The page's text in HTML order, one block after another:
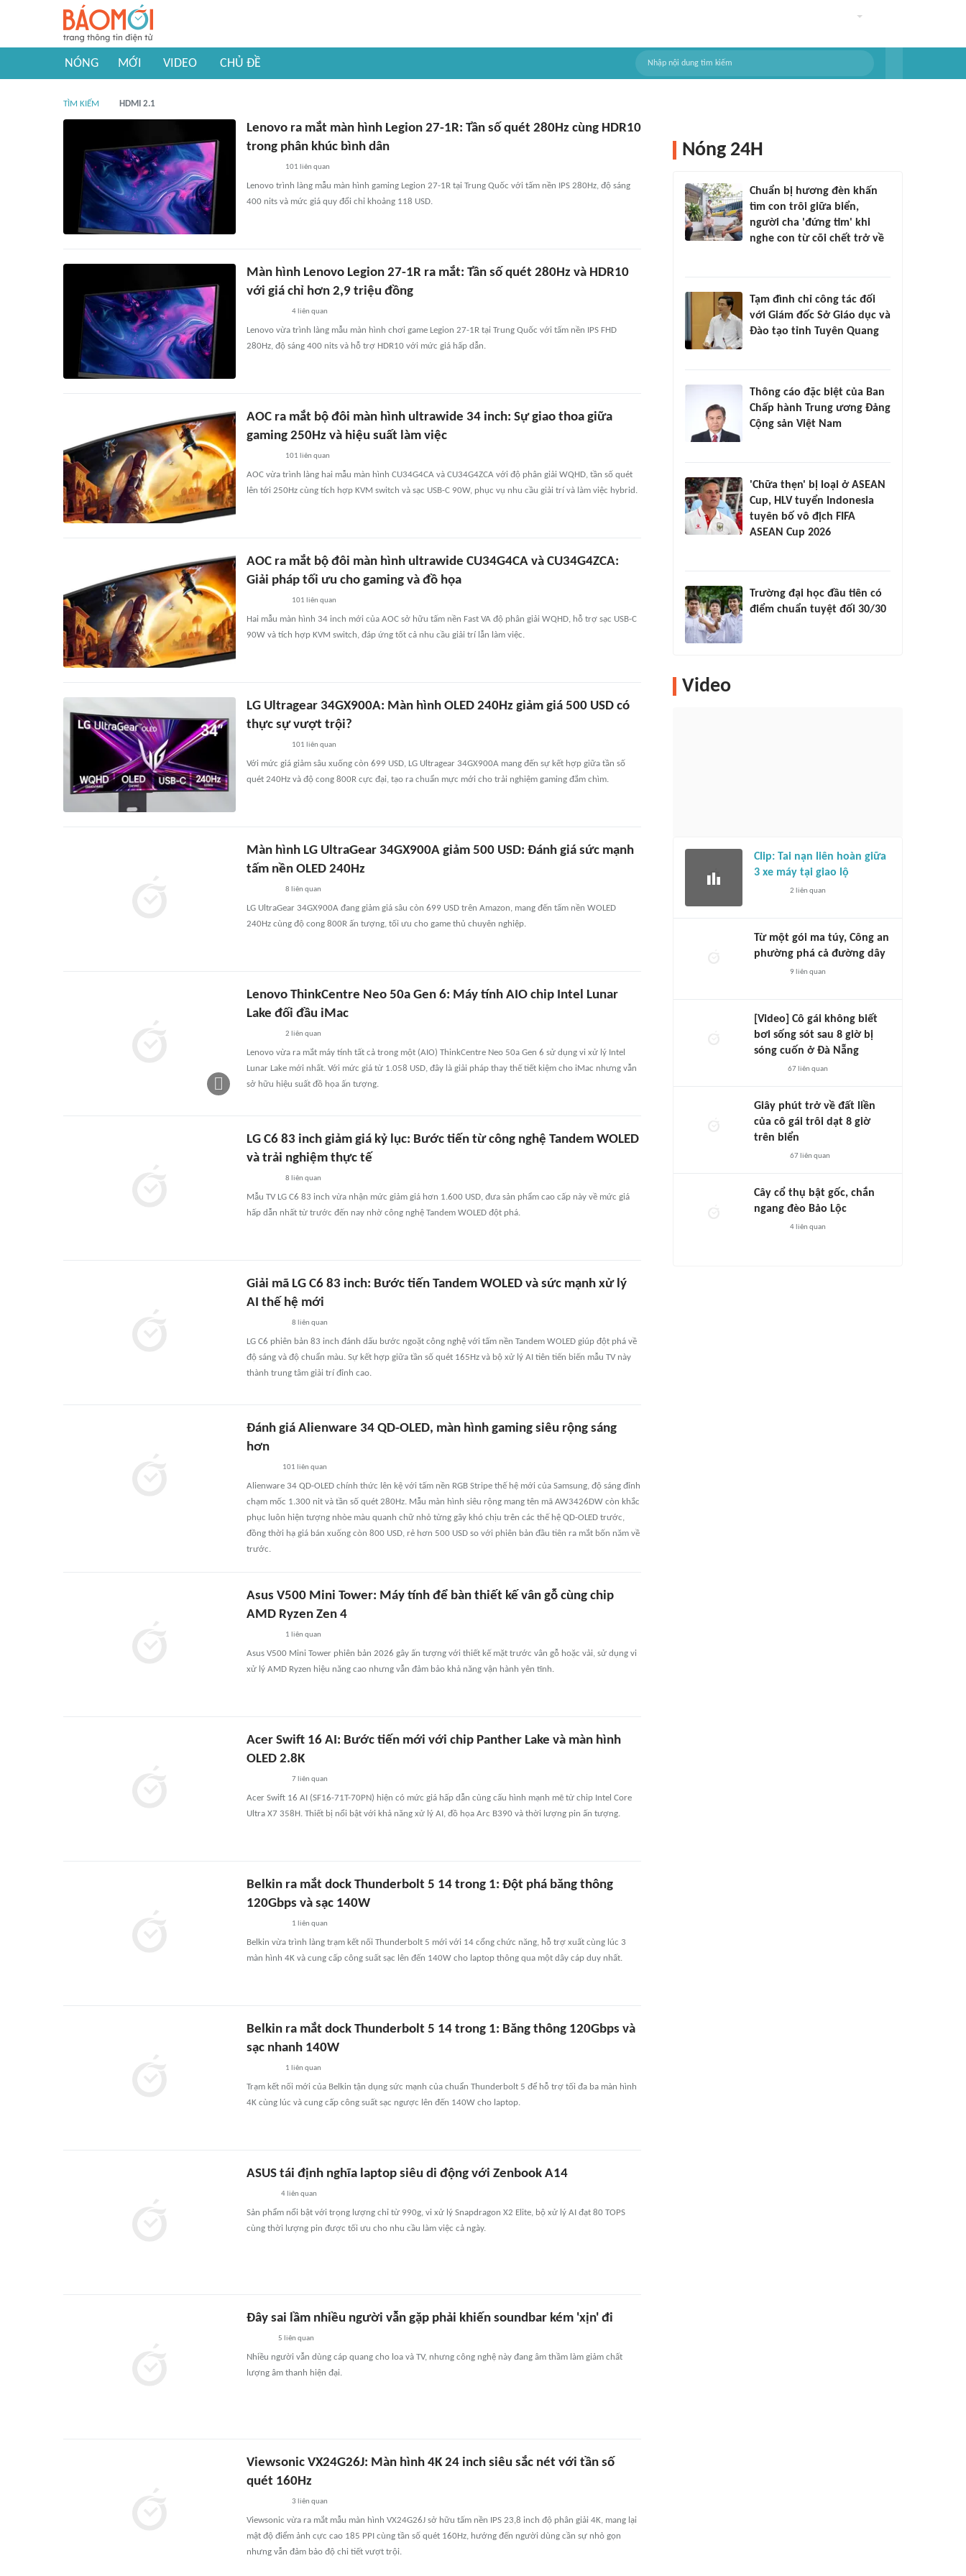
NÓNG MỚI VIDEO CHỦ ĐỀ
TÌM KIẾM HDMI 2.1
Lenovo ra mắt màn hình Legion 27-1R: Tần số quét 280Hz cùng HDR10
trong phân khúc bình dân
101 liên quan
Lenovo trình làng mẫu màn hình gaming Legion 27-1R tại Trung Quốc với tấm nền IPS 280Hz, độ sáng
400 nits và mức giá quy đổi chỉ khoảng 118 USD.
Màn hình Lenovo Legion 27-1R ra mắt: Tần số quét 280Hz và HDR10
với giá chỉ hơn 2,9 triệu đồng
4 liên quan
Lenovo vừa trình làng mẫu màn hình chơi game Legion 27-1R tại Trung Quốc với tấm nền IPS FHD
280Hz, độ sáng 400 nits và hỗ trợ HDR10 với mức giá hấp dẫn.
AOC ra mắt bộ đôi màn hình ultrawide 34 inch: Sự giao thoa giữa
gaming 250Hz và hiệu suất làm việc
101 liên quan
AOC vừa trình làng hai mẫu màn hình CU34G4CA và CU34G4ZCA với độ phân giải WQHD, tần số quét
lên tới 250Hz cùng tích hợp KVM switch và sạc USB-C 90W, phục vụ nhu cầu giải trí và làm việc hybrid.
AOC ra mắt bộ đôi màn hình ultrawide CU34G4CA và CU34G4ZCA:
Giải pháp tối ưu cho gaming và đồ họa
101 liên quan
Hai mẫu màn hình 34 inch mới của AOC sở hữu tấm nền Fast VA độ phân giải WQHD, hỗ trợ sạc USB-C
90W và tích hợp KVM switch, đáp ứng tốt cả nhu cầu giải trí lẫn làm việc.
LG Ultragear 34GX900A: Màn hình OLED 240Hz giảm giá 500 USD có
thực sự vượt trội?
101 liên quan
Với mức giá giảm sâu xuống còn 699 USD, LG Ultragear 34GX900A mang đến sự kết hợp giữa tần số
quét 240Hz và độ cong 800R cực đại, tạo ra chuẩn mực mới cho trải nghiệm gaming đắm chìm.
Màn hình LG UltraGear 34GX900A giảm 500 USD: Đánh giá sức mạnh
tấm nền OLED 240Hz
8 liên quan
LG UltraGear 34GX900A đang giảm giá sâu còn 699 USD trên Amazon, mang đến tấm nền WOLED
240Hz cùng độ cong 800R ấn tượng, tối ưu cho game thủ chuyên nghiệp.
Lenovo ThinkCentre Neo 50a Gen 6: Máy tính AIO chip Intel Lunar
Lake đối đầu iMac
2 liên quan
Lenovo vừa ra mắt máy tính tất cả trong một (AIO) ThinkCentre Neo 50a Gen 6 sử dụng vi xử lý Intel
Lunar Lake mới nhất. Với mức giá từ 1.058 USD, đây là giải pháp thay thế tiết kiệm cho iMac nhưng vẫn
sở hữu hiệu suất đồ họa ấn tượng.
LG C6 83 inch giảm giá kỷ lục: Bước tiến từ công nghệ Tandem WOLED
và trải nghiệm thực tế
8 liên quan
Mẫu TV LG C6 83 inch vừa nhận mức giảm giá hơn 1.600 USD, đưa sản phẩm cao cấp này về mức giá
hấp dẫn nhất từ trước đến nay nhờ công nghệ Tandem WOLED đột phá.
Giải mã LG C6 83 inch: Bước tiến Tandem WOLED và sức mạnh xử lý
AI thế hệ mới
8 liên quan
LG C6 phiên bản 83 inch đánh dấu bước ngoặt công nghệ với tấm nền Tandem WOLED giúp đột phá về
độ sáng và độ chuẩn màu. Sự kết hợp giữa tần số quét 165Hz và bộ xử lý AI tiên tiến biến mẫu TV này
thành trung tâm giải trí đỉnh cao.
Đánh giá Alienware 34 QD-OLED, màn hình gaming siêu rộng sáng
hơn
101 liên quan
Alienware 34 QD-OLED chính thức lên kệ với tấm nền RGB Stripe thế hệ mới của Samsung, độ sáng đỉnh
chạm mốc 1.300 nit và tần số quét 280Hz. Mẫu màn hình siêu rộng mang tên mã AW3426DW còn khắc
phục luôn hiện tượng nhòe màu quanh chữ nhỏ từng gây khó chịu trên các thế hệ QD-OLED trước,
đồng thời hạ giá bán xuống còn 800 USD, rẻ hơn 500 USD so với phiên bản đầu tiên ra mắt bốn năm về
trước.
Asus V500 Mini Tower: Máy tính để bàn thiết kế vân gỗ cùng chip
AMD Ryzen Zen 4
1 liên quan
Asus V500 Mini Tower phiên bản 2026 gây ấn tượng với thiết kế mặt trước vân gỗ hoặc vải, sử dụng vi
xử lý AMD Ryzen hiệu năng cao nhưng vẫn đảm bảo khả năng vận hành yên tĩnh.
Acer Swift 16 AI: Bước tiến mới với chip Panther Lake và màn hình
OLED 2.8K
7 liên quan
Acer Swift 16 AI (SF16-71T-70PN) hiện có mức giá hấp dẫn cùng cấu hình mạnh mẽ từ chip Intel Core
Ultra X7 358H. Thiết bị nổi bật với khả năng xử lý AI, đồ họa Arc B390 và thời lượng pin ấn tượng.
Belkin ra mắt dock Thunderbolt 5 14 trong 1: Đột phá băng thông
120Gbps và sạc 140W
1 liên quan
Belkin vừa trình làng trạm kết nối Thunderbolt 5 mới với 14 cổng chức năng, hỗ trợ xuất cùng lúc 3
màn hình 4K và cung cấp công suất sạc lên đến 140W cho laptop thông qua một dây cáp duy nhất.
Belkin ra mắt dock Thunderbolt 5 14 trong 1: Băng thông 120Gbps và
sạc nhanh 140W
1 liên quan
Trạm kết nối mới của Belkin tận dụng sức mạnh của chuẩn Thunderbolt 5 để hỗ trợ tối đa ba màn hình
4K cùng lúc và cung cấp công suất sạc ngược lên đến 140W cho laptop.
ASUS tái định nghĩa laptop siêu di động với Zenbook A14
4 liên quan
Sản phẩm nổi bật với trọng lượng chỉ từ 990g, vi xử lý Snapdragon X2 Elite, bộ xử lý AI đạt 80 TOPS
cùng thời lượng pin được tối ưu cho nhu cầu làm việc cả ngày.
Đây sai lầm nhiều người vẫn gặp phải khiến soundbar kém 'xịn' đi
5 liên quan
Nhiều người vẫn dùng cáp quang cho loa và TV, nhưng công nghệ này đang âm thầm làm giảm chất
lượng âm thanh hiện đại.
Viewsonic VX24G26J: Màn hình 4K 24 inch siêu sắc nét với tần số
quét 160Hz
3 liên quan
Viewsonic vừa ra mắt mẫu màn hình VX24G26J sở hữu tấm nền IPS 23,8 inch độ phân giải 4K, mang lại
mật độ điểm ảnh cực cao 185 PPI cùng tần số quét 160Hz, hướng đến người dùng cần sự nhỏ gọn
nhưng vẫn đảm bảo độ chi tiết vượt trội.
Nóng 24H
Chuẩn bị hương đèn khấn
tìm con trôi giữa biển,
người cha 'đứng tim' khi
nghe con từ cõi chết trở về
Tạm đình chỉ công tác đối
với Giám đốc Sở Giáo dục và
Đào tạo tỉnh Tuyên Quang
Thông cáo đặc biệt của Ban
Chấp hành Trung ương Đảng
Cộng sản Việt Nam
'Chữa thẹn' bị loại ở ASEAN
Cup, HLV tuyển Indonesia
tuyên bố vô địch FIFA
ASEAN Cup 2026
Trường đại học đầu tiên có
điểm chuẩn tuyệt đối 30/30
Video
Clip: Tai nạn liên hoàn giữa
3 xe máy tại giao lộ
2 liên quan
Từ một gói ma túy, Công an
phường phá cả đường dây
9 liên quan
[Video] Cô gái không biết
bơi sống sót sau 8 giờ bị
sóng cuốn ở Đà Nẵng
67 liên quan
Giây phút trở về đất liền
của cô gái trôi dạt 8 giờ
trên biển
67liên quan
Cây cổ thụ bật gốc, chắn
ngang đèo Bảo Lộc
4 liên quan